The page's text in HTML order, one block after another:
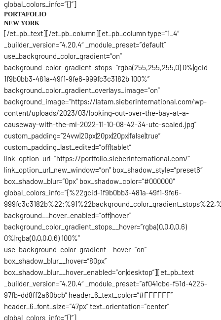
global_colors_info=”{}”]
PORTAFOLIO
NEW YORK
[/et_pb_text][/et_pb_column][et_pb_column type=”1_4″
_builder_version=”4.20.4″ _module_preset=”default”
use_background_color_gradient=”on”
background_color_gradient_stops=”rgba(255,255,255,0) 0%|gcid-
1f9b0bb3-481a-49f1-9fe6-999fc3c3182b 100%”
background_color_gradient_overlays_image=”on”
background_image=”https://latam.sieberinternational.com/wp-
content/uploads/2023/03/looking-out-over-the-bay-at-a-
causeway-with-the-mi-2022-11-10-08-42-34-utc-scaled.jpg”
custom_padding=”24vw|20px|20px|20px|false|true”
custom_padding_last_edited=”off|tablet”
link_option_url=”https://portfolio.sieberinternational.com/”
link_option_url_new_window=”on” box_shadow_style=”preset6″
box_shadow_blur=”0px” box_shadow_color=”#000000″
global_colors_info=”{%22gcid-1f9b0bb3-481a-49f1-9fe6-
background__hover_enabled=”off|hover”
background_color_gradient_stops__hover=”rgba(0,0,0,0.6)
0%|rgba(0,0,0,0.6) 100%”
use_background_color_gradient__hover=”on”
box_shadow_blur__hover=”80px”
box_shadow_blur__hover_enabled=”on|desktop”][et_pb_text
_builder_version=”4.20.4″ _module_preset=”af041cbe-f51d-4225-
97fb-dd8ff2a60bcb” header_6_text_color=”#FFFFFF”
header_6_font_size=”47px” text_orientation=”center”
global_colors_info=”{}”]